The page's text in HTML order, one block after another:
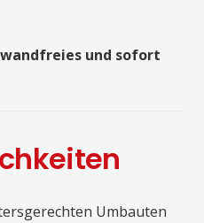
und sofort
Umbauten